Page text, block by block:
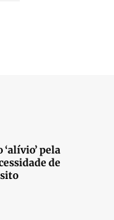
‘alívio’ pela
de